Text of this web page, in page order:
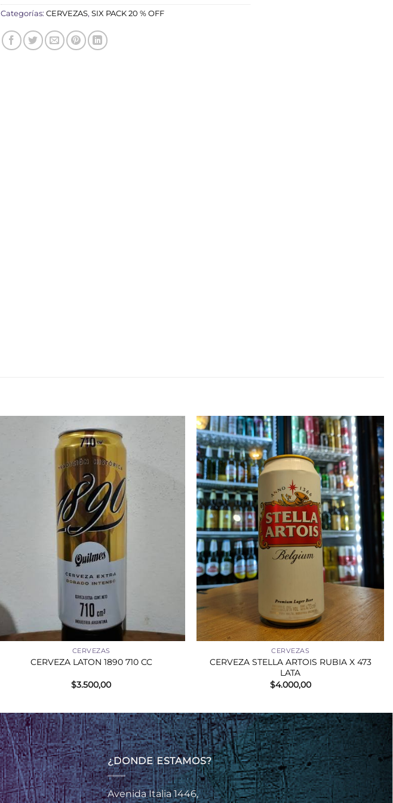
Categorías: CERVEZAS, SIX PACK 20 % OFF
+
CERVEZAS
CERVEZA LATON 1890 710 CC
$3.500,00
+
CERVEZAS
CERVEZA STELLA ARTOIS RUBIA X 473
LATA
$4.000,00
¿DONDE ESTAMOS?
Avenida Italia 1446,